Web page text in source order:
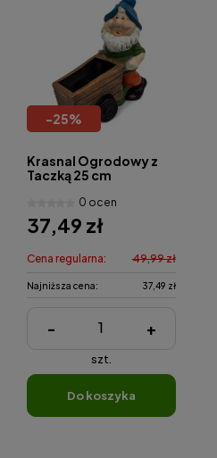
-25%
Krasnal Ogrodowy z
Taczką 25 cm
0 ocen
37,49 zł
Cena regularna: 49,99 zł
Najniższa cena: 37,49 zł
- +
szt.
do koszyka